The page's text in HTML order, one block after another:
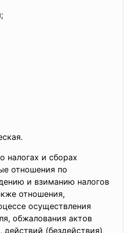
налогах и сборах
отношения по
и взиманию налогов
отношения,
осуществления
обжалования актов
действий (бездействия)